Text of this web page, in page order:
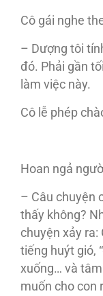
Cô gái nghe
– Dượng tôi
đó. Phải gần
làm việc này.
Cô lễ phép
Hoan ngả
– Câu chuyện
thấy không?
chuyện xảy ra:
tiếng huýt gió,
xuống… và
muốn cho con